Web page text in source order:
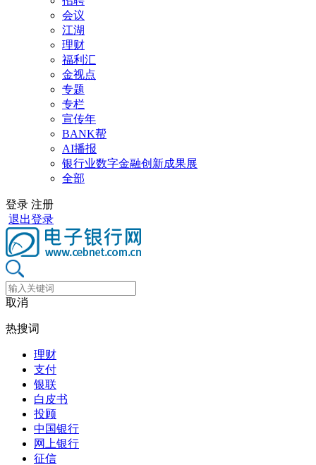
会议
江湖
理财
福利汇
金视点
专题
专栏
宣传年
BANK帮
AI播报
银行业数字金融创新成果展
全部
登录 注册
退出登录
取消
热搜词
理财
支付
银联
白皮书
投顾
中国银行
网上银行
征信